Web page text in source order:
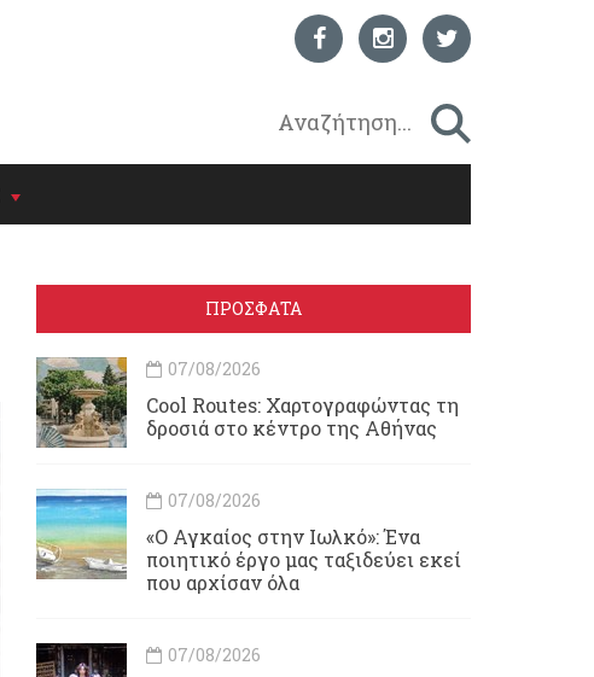
ΠΡΟΣΦΑΤΑ
07/08/2026
Cool Routes: Χαρτογραφώντας τη
δροσιά στο κέντρο της Αθήνας
07/08/2026
«Ο Αγκαίος στην Ιωλκό»: Ένα
ποιητικό έργο μας ταξιδεύει εκεί
που αρχίσαν όλα
07/08/2026